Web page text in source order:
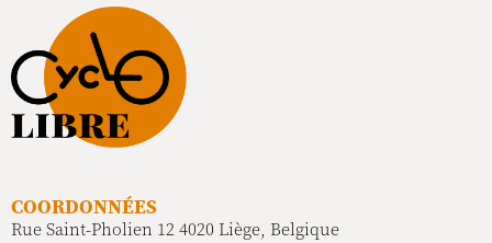
COORDONNÉES
Rue Saint-Pholien 12 4020 Liège, Belgique